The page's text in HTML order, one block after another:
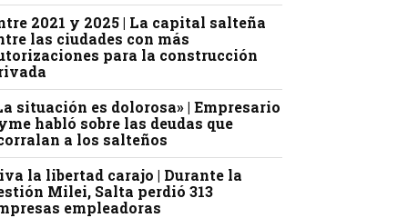
2021 y 2025 | La capital salteña
las ciudades con más
para la construcción
situación es dolorosa» | Empresario
habló sobre las deudas que
a los salteños
la libertad carajo | Durante la
Milei, Salta perdió 313
empleadoras